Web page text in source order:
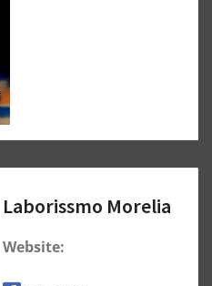
Laborissmo Morelia
Website: